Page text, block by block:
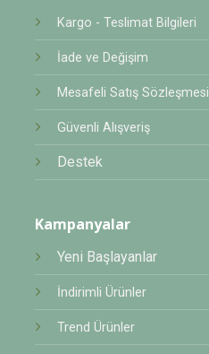
Kargo - Teslimat Bilgileri
İade ve Değişim
Mesafeli Satış Sözleşmesi
Güvenli Alışveriş
Destek
Kampanyalar
Yeni Başlayanlar
İndirimli Ürünler
Trend Ürünler